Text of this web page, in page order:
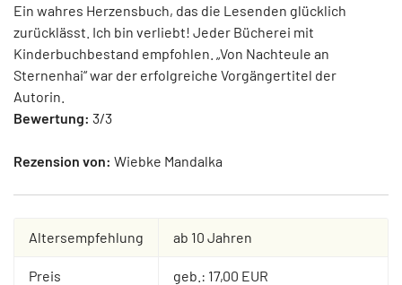
Ein wahres Herzensbuch, das die Lesenden glücklich
zurücklässt. Ich bin verliebt! Jeder Bücherei mit
Kinderbuchbestand empfohlen. „Von Nachteule an
Sternenhai“ war der erfolgreiche Vorgängertitel der
Autorin.
Bewertung: 3/3
Rezension von: Wiebke Mandalka
Altersempfehlung ab 10 Jahren
Preis geb.: 17,00 EUR